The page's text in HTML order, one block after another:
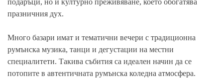
подаръци, но и културно преживяване, което обогатява
празничния дух.
Много базари имат и тематични вечери с традиционна
румънска музика, танци и дегустации на местни
специалитети. Такива събития са идеален начин да се
потопите в автентичната румънска коледна атмосфера.